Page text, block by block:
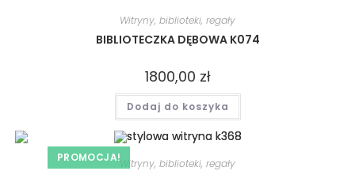
Witryny, biblioteki, regały
BIBLIOTECZKA DĘBOWA K074
1800,00 zł
Dodaj do koszyka
PROMOCJA! Witryny, biblioteki, regały